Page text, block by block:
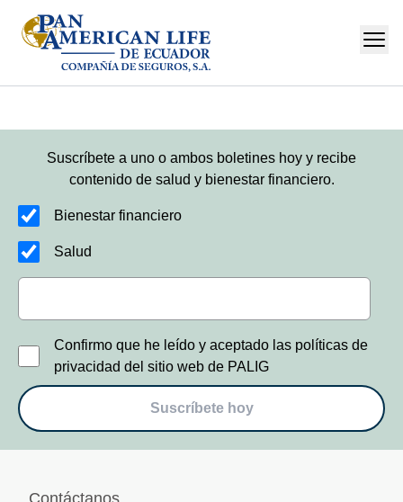
Suscríbete a uno o ambos boletines hoy y recibe
contenido de salud y bienestar financiero.
Bienestar financiero
Salud
Confirmo que he leído y aceptado las políticas de
privacidad del sitio web de PALIG
Suscríbete hoy
Contáctanos